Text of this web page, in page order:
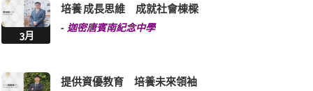
3月
培養 成長思維 成就社會棟樑
- 迦密唐賓南紀念中學
提供資優教育 培養未來領袖